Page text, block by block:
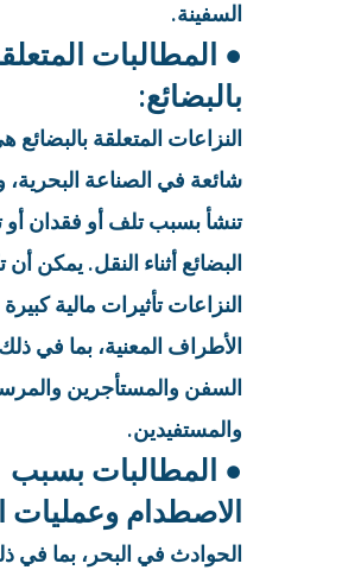
السفينة.
● المطالبات
بالبضائع:
النزاعات المتعلقة
شائعة في الصناعة البحرية،
تنشأ بسبب تلف أو فقدان أو
البضائع أثناء النقل. يمكن
النزاعات تأثيرات مالية
الأطراف المعنية، بما في
السفن والمستأجرين
والمستفيدين.
● المطالبات بسبب
الاصطدام وعمليات
الحوادث في البحر، بما في